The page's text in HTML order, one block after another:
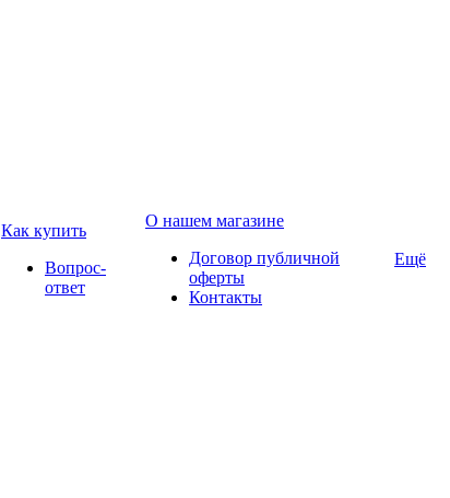
Как купить
Вопрос-
ответ
О нашем магазине
Договор публичной
оферты
Контакты
Ещё